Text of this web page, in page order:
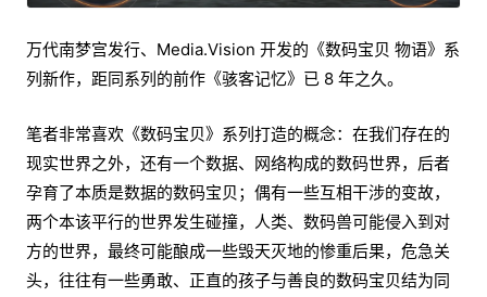
万代南梦宫发行、Media.Vision 开发的《数码宝贝 物语》系
列新作，距同系列的前作《骇客记忆》已 8 年之久。
笔者非常喜欢《数码宝贝》系列打造的概念：在我们存在的
现实世界之外，还有一个数据、网络构成的数码世界，后者
孕育了本质是数据的数码宝贝；偶有一些互相干涉的变故，
两个本该平行的世界发生碰撞，人类、数码兽可能侵入到对
方的世界，最终可能酿成一些毁天灭地的惨重后果，危急关
头，往往有一些勇敢、正直的孩子与善良的数码宝贝结为同